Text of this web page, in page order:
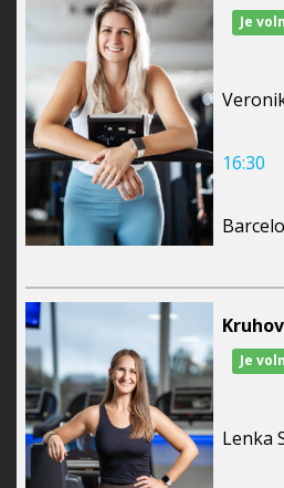
Je
16:30
Je
Lenka